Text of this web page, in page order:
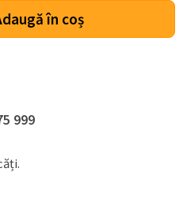
în coș
​999